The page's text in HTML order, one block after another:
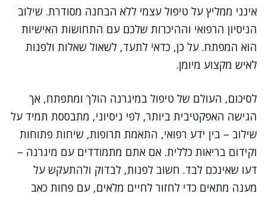
אינני ממליץ על טיפול עצמי ללא הבחנה מסודרת. שילוב
הניסיון הרפואי וההיכרות שלכם עם התחושות האישיות
הוא המפתח. על כן, כדאי לתעד, לשאול שאלות ולפנות
לאיש מקצוע מיומן.
לסיכום, העולם של טיפול במיגרנה הולך ומתפתח, אך
הגישה האפקטיבית ביותר, לפי ניסיוני, מתבססת תמיד על
שילוב – בין ידע רפואי, התאמת תרופות, שיחות פתוחות
וקידום בריאות כללית. אם אתם מתמודדים עם מיגרנה –
דעו שאינכם לבד. חשוב לפנות, לבדוק ולהתעקש על
מענה מתאים כדי לחזור לחיים מלאים, עם פחות כאב